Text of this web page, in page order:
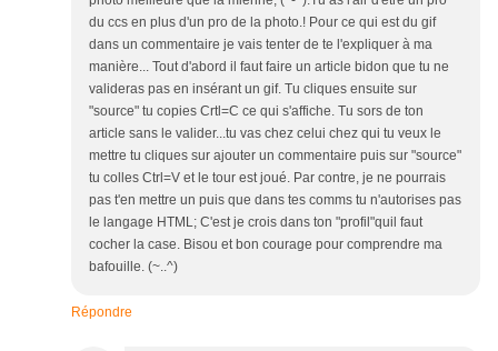
du ccs en plus d'un pro de la photo.! Pour ce qui est du gif
dans un commentaire je vais tenter de te l'expliquer à ma
manière... Tout d'abord il faut faire un article bidon que tu ne
valideras pas en insérant un gif. Tu cliques ensuite sur
"source" tu copies Crtl=C ce qui s'affiche. Tu sors de ton
article sans le valider...tu vas chez celui chez qui tu veux le
mettre tu cliques sur ajouter un commentaire puis sur "source"
tu colles Ctrl=V et le tour est joué. Par contre, je ne pourrais
pas t'en mettre un puis que dans tes comms tu n'autorises pas
le langage HTML; C'est je crois dans ton "profil"quil faut
cocher la case. Bisou et bon courage pour comprendre ma
bafouille. (~..^)
Répondre